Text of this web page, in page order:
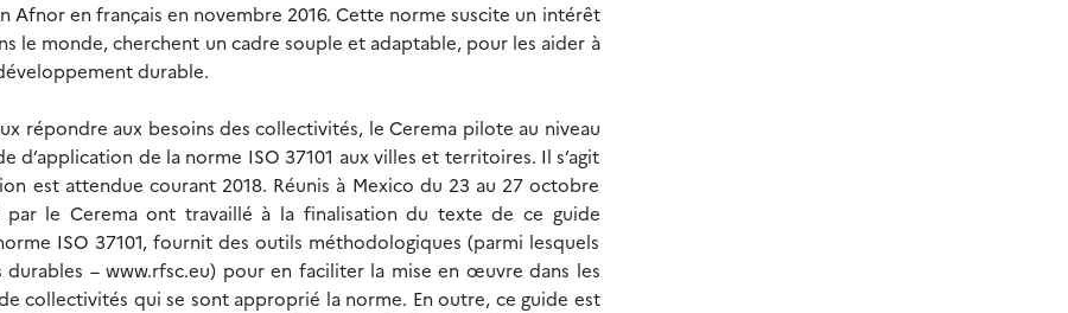
Afnor en français en novembre 2016. Cette norme suscite un intérêt
le monde, cherchent un cadre souple et adaptable, pour les aider à
durable.
répondre aux besoins des collectivités, le Cerema pilote au niveau
d’application de la norme ISO 37101 aux villes et territoires. Il s’agit
est attendue courant 2018. Réunis à Mexico du 23 au 27 octobre
par le Cerema ont travaillé à la finalisation du texte de ce guide
ISO 37101, fournit des outils méthodologiques (parmi lesquels
– www.rfsc.eu) pour en faciliter la mise en œuvre dans les
collectivités qui se sont approprié la norme. En outre, ce guide est